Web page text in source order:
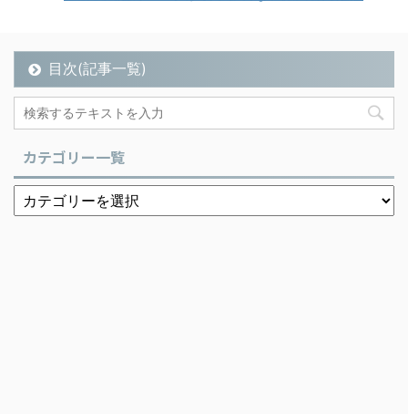
目次(記事一覧)
カテゴリー一覧